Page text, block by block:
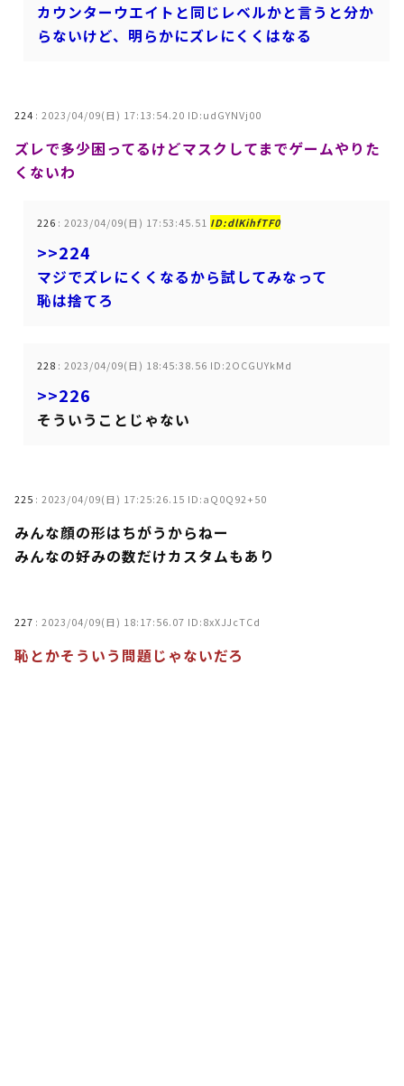
カウンターウエイトと同じレベルかと言うと分か
らないけど、明らかにズレにくくはなる
224 : 2023/04/09(日) 17:13:54.20 ID:udGYNVj00
ズレで多少困ってるけどマスクしてまでゲームやりた
くないわ
226 : 2023/04/09(日) 17:53:45.51 ID:dlKihfTF0
>>224
マジでズレにくくなるから試してみなって
恥は捨てろ
228 : 2023/04/09(日) 18:45:38.56 ID:2OCGUYkMd
>>226
そういうことじゃない
225 : 2023/04/09(日) 17:25:26.15 ID:aQ0Q92+50
みんな顔の形はちがうからねー
みんなの好みの数だけカスタムもあり
227 : 2023/04/09(日) 18:17:56.07 ID:8xXJJcTCd
恥とかそういう問題じゃないだろ